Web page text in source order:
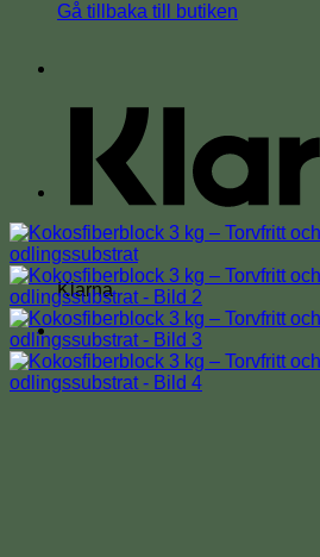
Gå tillbaka till butiken
Klarna